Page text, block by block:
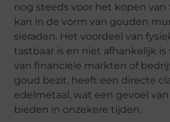
nog steeds voor het kopen van
kan in de vorm van gouden
sieraden. Het voordeel van
tastbaar is en niet afhankelijk
van financiële markten of
goud bezit, heeft een directe
edelmetaal, wat een gevoel
bieden in onzekere tijden.